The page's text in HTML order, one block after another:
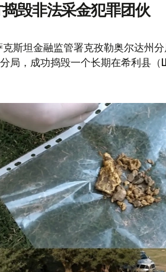
毁非法采金犯罪团伙
克斯坦金融监管署克孜勒奥尔达州
局，成功捣毁一个长期在希利县